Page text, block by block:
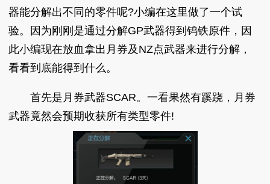
器能分解出不同的零件呢?小编在这里做了一个试
验。因为刚刚是通过分解GP武器得到钨铁原件，因
此小编现在放血拿出月券及NZ点武器来进行分解，
看看到底能得到什么。
首先是月券武器SCAR。一看果然有蹊跷，月券
武器竟然会预期收获所有类型零件!